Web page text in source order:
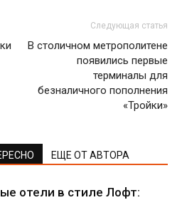
Следующая статья
В столичном метрополитене
появились первые
терминалы для
безналичного пополнения
«Тройки»
ЕЩЕ ОТ АВТОРА
отели в стиле Лофт: